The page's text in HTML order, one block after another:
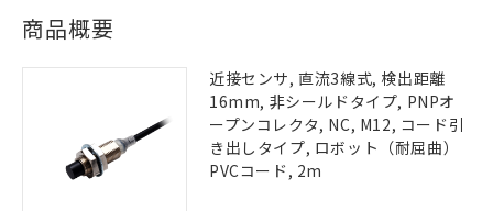
商品概要
近接センサ, 直流3線式, 検出距離
16mm, 非シールドタイプ, PNPオ
ープンコレクタ, NC, M12, コード引
き出しタイプ, ロボット（耐屈曲）
PVCコード, 2m